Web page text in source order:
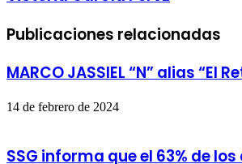
Publicaciones relacionadas
MARCO JASSIEL “N” alias “El
14 de febrero de 2024
SSG informa que el 63% de